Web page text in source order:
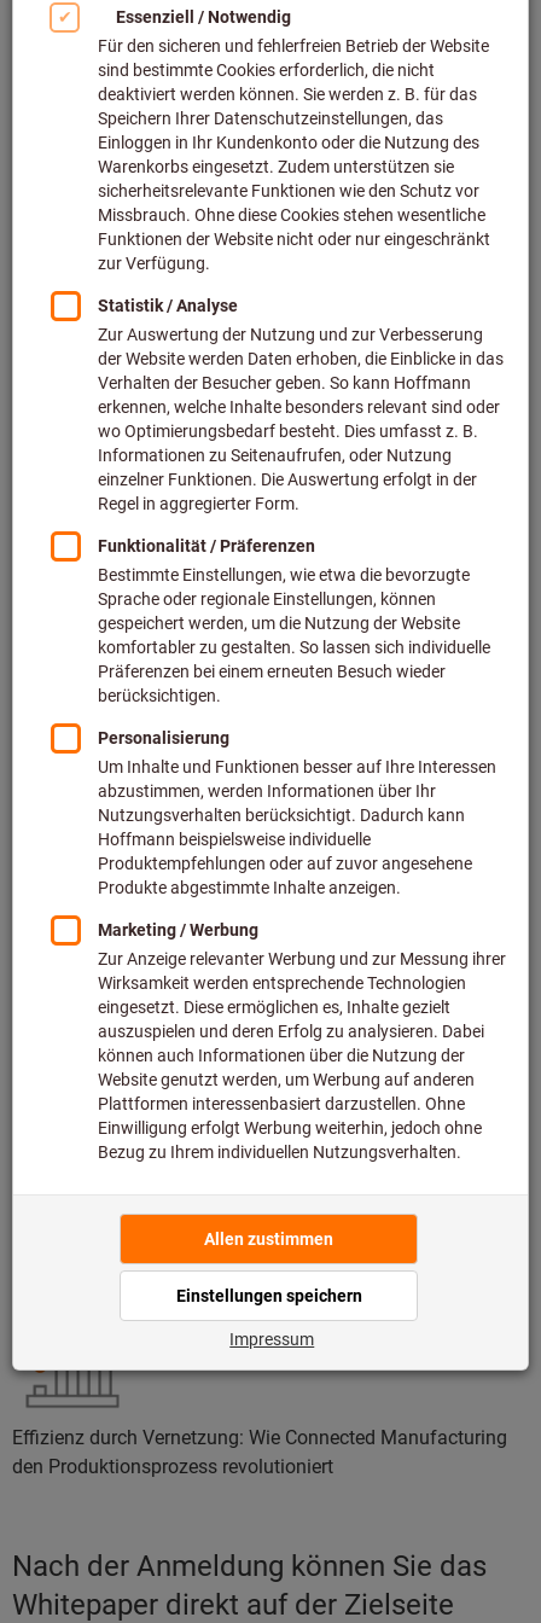
Wertschöpfung in der
Zerspanung
Wie sich Lohnfertiger und
Zulieferer im aktuellen Markt
behaupten.
In einem herausfordernden Marktumfeld ist es für
Lohnfertiger und Zulieferer unerlässlich, gezielte
Maßnahmen zu ergreifen, um die Produktivität zu steigern
und den Gewinn zu maximieren.
Erfahren Sie in unserem neuesten Whitepaper, wie Sie
durch optimierte Prozesse, innovative Technologien und
eine vernetzte Werkzeugverwaltung Ihre Wertschöpfung
deutlich erhöhen können.Lassen Sie sich inspirieren und
bleiben Sie wettbewerbsfähig – jetzt lesen und profitieren!
Unsere Expertentipps und Praxisbeispiele bieten Ihnen
wertvolle Impulse für die Zukunft Ihrer Fertigung.
Jetzt Potenziale von Connected Manufacturing nutzen
Zukunftssicher produzieren: Nachhaltigkeit und Innovation
in der Fertigung
Digitalisierung als Schlüssel zur Prozessoptimierung
Effizienz durch Vernetzung: Wie Connected Manufacturing
den Produktionsprozess revolutioniert
Nach der Anmeldung können Sie das
Whitepaper direkt auf der Zielseite